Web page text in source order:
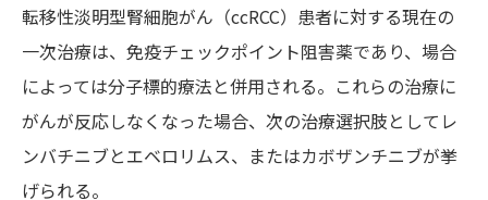
転移性淡明型腎細胞がん（ccRCC）患者に対する現在の
一次治療は、免疫チェックポイント阻害薬であり、場合
によっては分子標的療法と併用される。これらの治療に
がんが反応しなくなった場合、次の治療選択肢としてレ
ンバチニブとエベロリムス、またはカボザンチニブが挙
げられる。